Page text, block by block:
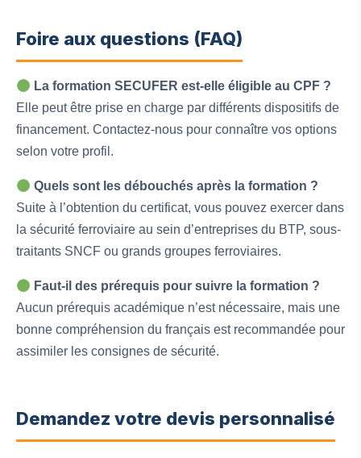
Foire aux questions (FAQ)
La formation SECUFER est-elle éligible au CPF ?
Elle peut être prise en charge par différents dispositifs de
financement. Contactez-nous pour connaître vos options
selon votre profil.
Quels sont les débouchés après la formation ?
Suite à l’obtention du certificat, vous pouvez exercer dans
la sécurité ferroviaire au sein d’entreprises du BTP, sous-
traitants SNCF ou grands groupes ferroviaires.
Faut-il des prérequis pour suivre la formation ?
Aucun prérequis académique n’est nécessaire, mais une
bonne compréhension du français est recommandée pour
assimiler les consignes de sécurité.
Demandez votre devis personnalisé